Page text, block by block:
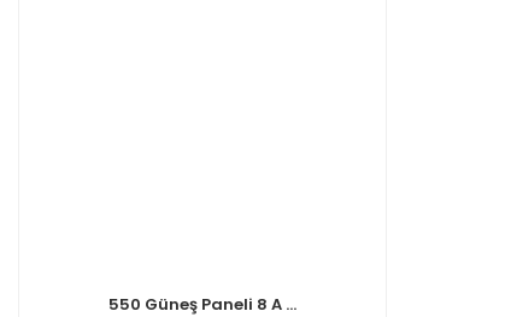
550 Güneş Paneli 8 A ...